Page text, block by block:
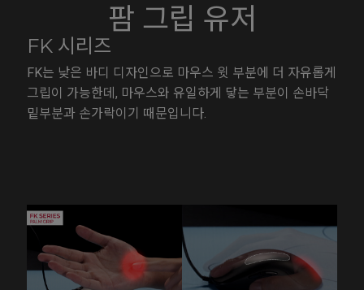
팜 그립 유저
FK 시리즈
FK는 낮은 바디 디자인으로 마우스 윗 부분에 더 자유롭게
그립이 가능한데, 마우스와 유일하게 닿는 부분이 손바닥
밑부분과 손가락이기 때문입니다.